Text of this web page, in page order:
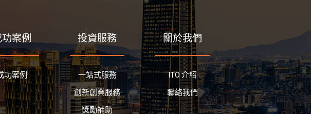
案例
功案例
投資服務
一站式服務
創新創業服務
獎勵補助
關於我們
ITO 介紹
聯絡我們